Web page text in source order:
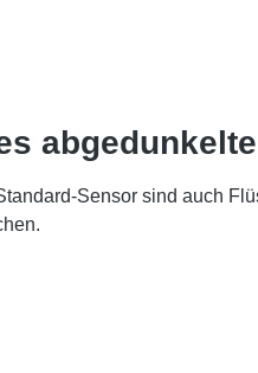
Sensor sind auch